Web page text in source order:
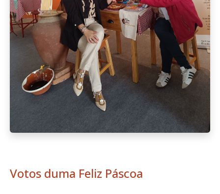
Votos duma Feliz Páscoa